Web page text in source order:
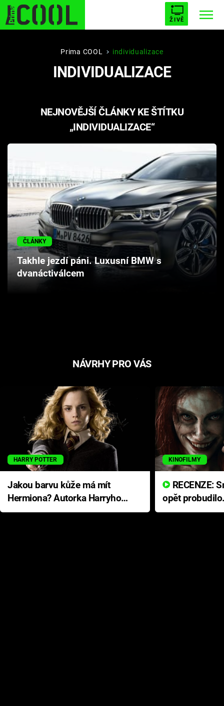
ŽIVĚ
STARHOUSE BUFFY, PŘEMOŽITELKA UPÍRŮ
PLNEJ KOTEL AVENGERS 5
Seriály
Hry
Cool Esport
Pořady
TV Program
Prima COOL individualizace
INDIVIDUALIZACE
NEJNOVĚJŠÍ ČLÁNKY KE ŠTÍTKU
„INDIVIDUALIZACE“
ČLÁNKY
Takhle jezdí páni. Luxusní BMW s
dvanáctiválcem
NÁVRHY PRO VÁS
HARRY POTTER
Jakou barvu kůže má mít
Hermiona? Autorka Harryho
Pottera přišla s ráznou
KINOFILMY
opět
přichází s